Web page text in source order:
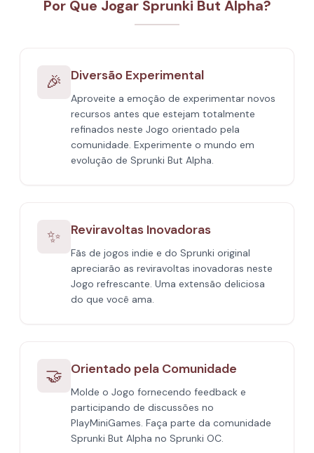
Por Que Jogar Sprunki But Alpha?
🎉 Diversão Experimental
Aproveite a emoção de experimentar novos
recursos antes que estejam totalmente
refinados neste Jogo orientado pela
comunidade. Experimente o mundo em
evolução de Sprunki But Alpha.
✨ Reviravoltas Inovadoras
Fãs de jogos indie e do Sprunki original
apreciarão as reviravoltas inovadoras neste
Jogo refrescante. Uma extensão deliciosa
do que você ama.
🤝 Orientado pela Comunidade
Molde o Jogo fornecendo feedback e
participando de discussões no
PlayMiniGames. Faça parte da comunidade
Sprunki But Alpha no Sprunki OC.